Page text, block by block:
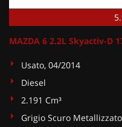
MAZDA 6 2.2L Skyactiv-D
Usato, 04/2014
Diesel
2.191 Cm³
Grigio Scuro Metallizzato